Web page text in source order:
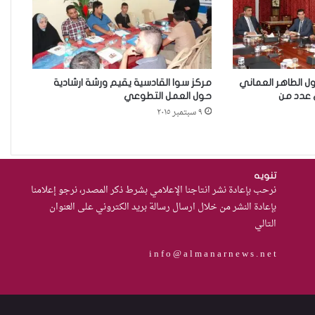
من يحرس الحراس؟حادثة الاعتداء
على موقوفة في مركز شرطة
النهضة تضع وزارة الداخلية العراقية
أمام اختبار حماية النساء واستعادة
الثقة
من العسكرة إلى السلام: كيف
نساء في أروقة المحاكم
الطاهر العماني
عدد من
مركز سوا القادسية يقيم ورشة ارشادية
حول العمل التطوعي
٩ سبتمبر ٢٠١٥
تنويه
نرحب بإعادة نشر انتاجنا الإعلامي بشرط ذكر المصدر، نرجو إعلامنا
بإعادة النشر من خلال ارسال رسالة بريد الكتروني على العنوان
التالي
i n f o @ a l m a n a r n e w s . n e t